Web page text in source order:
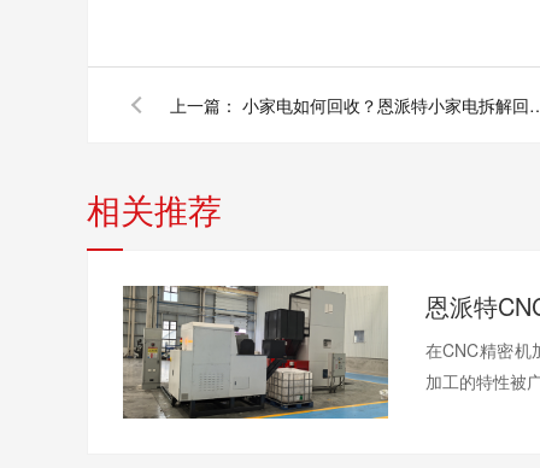
上一篇： 小家电如何回收？恩
相关推荐
在CNC精密机
加工的特性被